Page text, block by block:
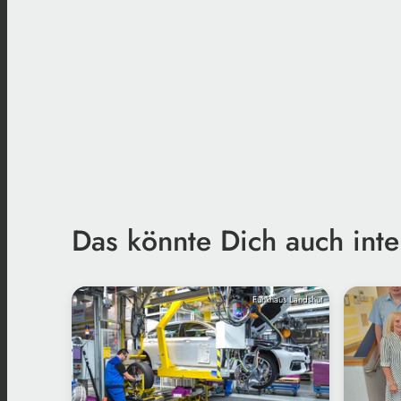
Das könnte Dich auch
Funkhaus Landshut